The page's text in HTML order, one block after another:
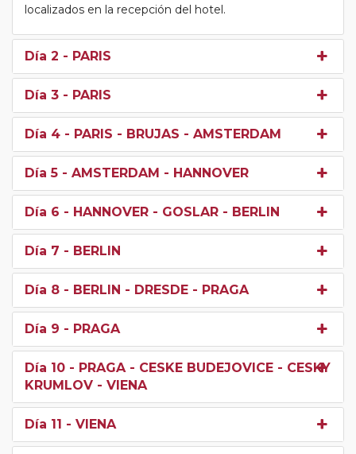
localizados en la recepción del hotel.
Día 2 - PARIS
Día 3 - PARIS
Día 4 - PARIS - BRUJAS - AMSTERDAM
Día 5 - AMSTERDAM - HANNOVER
Día 6 - HANNOVER - GOSLAR - BERLIN
Día 7 - BERLIN
Día 8 - BERLIN - DRESDE - PRAGA
Día 9 - PRAGA
Día 10 - PRAGA - CESKE BUDEJOVICE - CESKY
KRUMLOV - VIENA
Día 11 - VIENA